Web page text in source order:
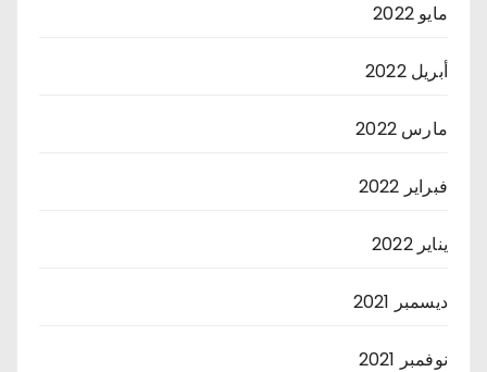
مايو 2022
أبريل 2022
مارس 2022
فبراير 2022
يناير 2022
ديسمبر 2021
نوفمبر 2021